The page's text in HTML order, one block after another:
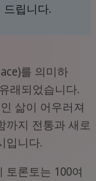
드립니다.
를 의미하
래되었습니다.
삶이 어우러져
까지 전통과 새로
입니다.
토론토는 100여